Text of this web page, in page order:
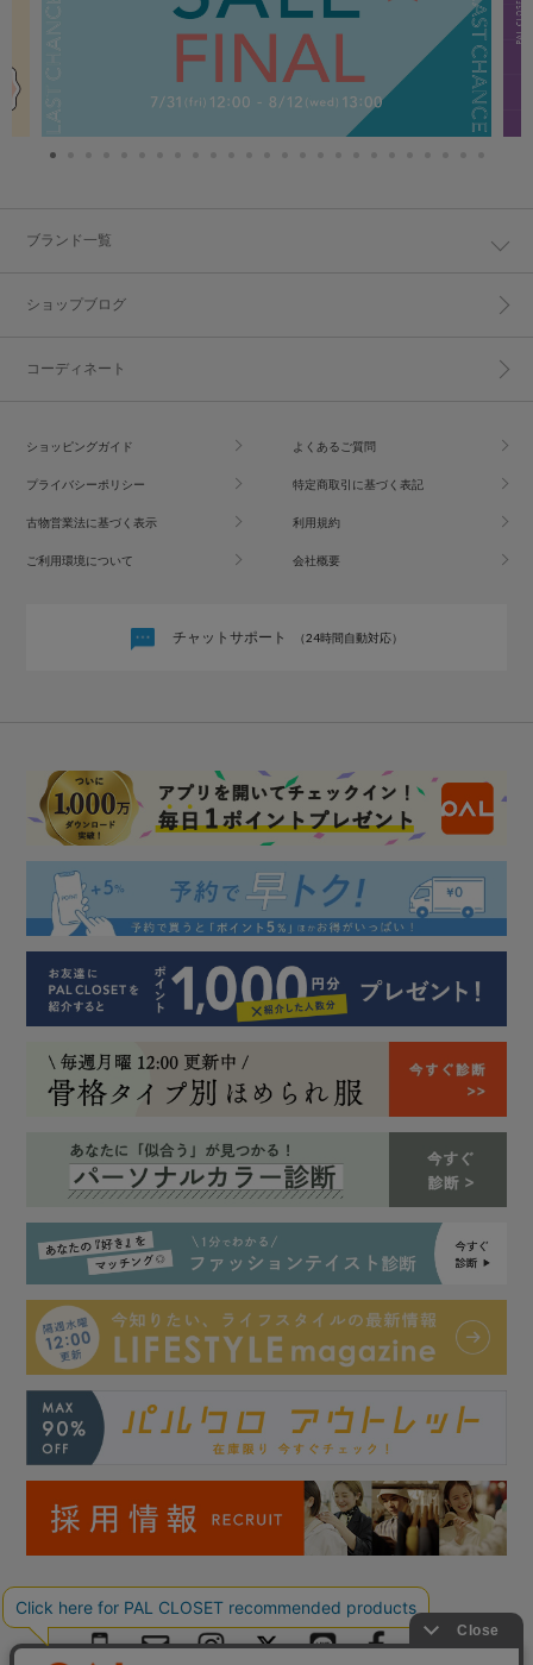
ブランド一覧
ショップブログ
コーディネート
ショッピングガイド よくあるご質問
プライバシーポリシー 特定商取引に基づく表記
古物営業法に基づく表示 利用規約
ご利用環境について 会社概要
チャットサポート （24時間自動対応）